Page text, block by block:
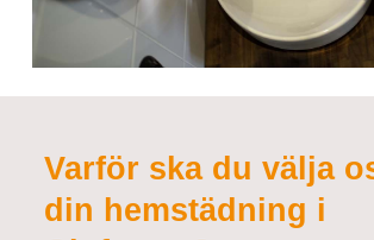
Varför ska du välja
din hemstädning i